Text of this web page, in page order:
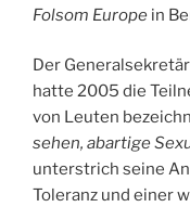
Folsom Europe in
Der
hatte 2005 die
von Leuten
sehen, abartige
unterstrich seine
Toleranz und einer